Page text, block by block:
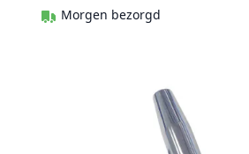
Morgen bezorgd